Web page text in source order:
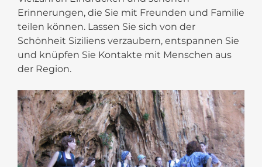
Erinnerungen, die Sie mit Freunden und Familie
teilen können. Lassen Sie sich von der
Schönheit Siziliens verzaubern, entspannen Sie
und knüpfen Sie Kontakte mit Menschen aus
der Region.